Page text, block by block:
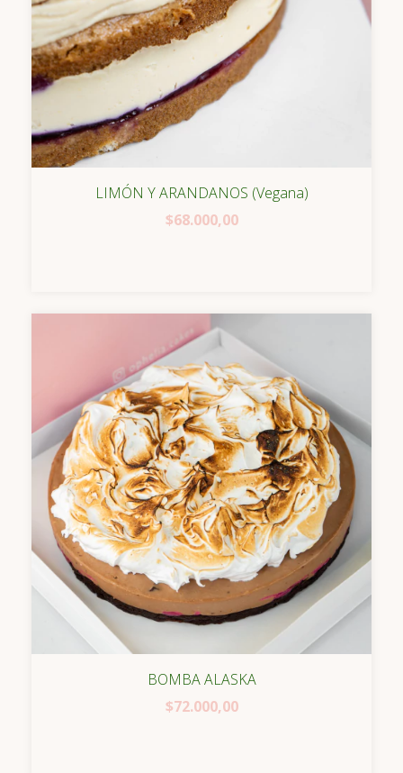
LIMÓN Y ARANDANOS (Vegana)
$68.000,00
BOMBA ALASKA
$72.000,00